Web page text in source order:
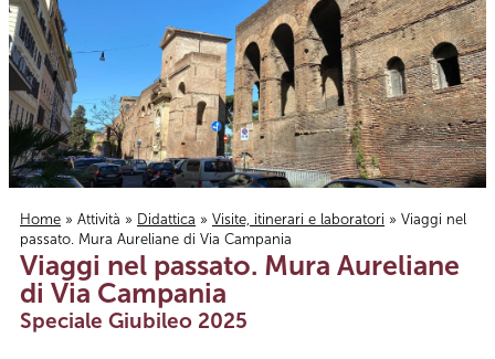
Tu sei qui
Home » Attività » Didattica » Visite, itinerari e laboratori » Viaggi nel
passato. Mura Aureliane di Via Campania
Viaggi nel passato. Mura Aureliane
di Via Campania
Speciale Giubileo 2025